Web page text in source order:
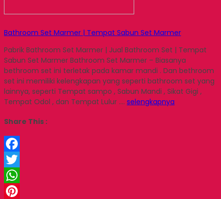
Bathroom Set Marmer | Tempat Sabun Set Marmer
Pabrik Bathroom Set Marmer | Jual Bathroom Set | Tempat
Sabun Set Marmer Bathroom Set Marmer – Biasanya
bethroom set ini terletak pada kamar mandi . Dan bethroom
set ini memiliki kelengkapan yang seperti bathroom set yang
lainnya, seperti Tempat sampo , Sabun Mandi , Sikat Gigi ,
Tempat Odol , dan Tempat Lulur …. selengkapnya
Share This :
Facebook
Twitter
WhatsApp